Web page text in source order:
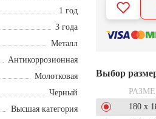
1 год
3 года
Металл
Антикоррозионная
Молотковая
Черный
Высшая категория
Выбор
180 x